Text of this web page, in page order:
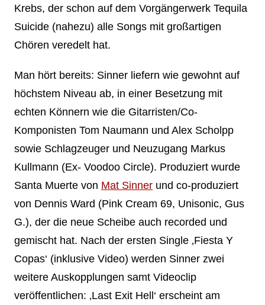
Krebs, der schon auf dem Vorgängerwerk Tequila
Suicide (nahezu) alle Songs mit großartigen
Chören veredelt hat.
Man hört bereits: Sinner liefern wie gewohnt auf
höchstem Niveau ab, in einer Besetzung mit
echten Könnern wie die Gitarristen/Co-
Komponisten Tom Naumann und Alex Scholpp
sowie Schlagzeuger und Neuzugang Markus
Kullmann (Ex- Voodoo Circle). Produziert wurde
Santa Muerte von Mat Sinnerund co-produziert
von Dennis Ward (Pink Cream 69, Unisonic, Gus
G.), der die neue Scheibe auch recorded und
gemischt hat. Nach der ersten Single ‚Fiesta Y
Copas‘ (inklusive Video) werden Sinner zwei
weitere Auskopplungen samt Videoclip
veröffentlichen: ‚Last Exit Hell‘ erscheint am